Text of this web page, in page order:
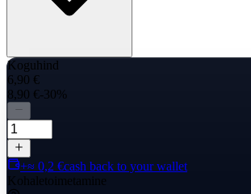
Koguhind
6,90 €
8,90 €-30%
+≈ 0,2 €cash back to your wallet
Kohaletoimetamine